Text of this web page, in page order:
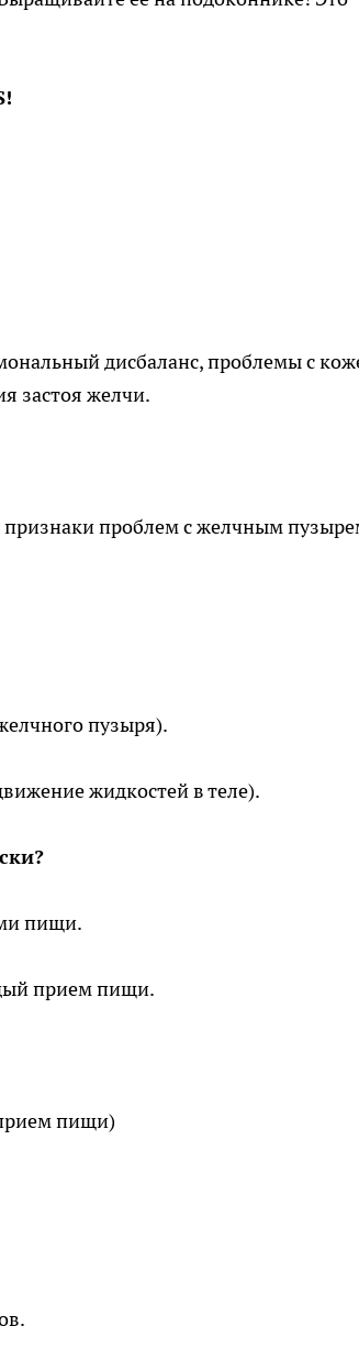
дисбаланс, проблемы с
застоя желчи.
проблем с желчным
пузыря).
жидкостей в теле).
пищи.
прием пищи.
пищи)